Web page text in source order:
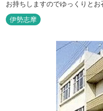
お持ちしますのでゆっくりと
呂完備、駅近、夫婦岩まで徒歩
伊勢志摩